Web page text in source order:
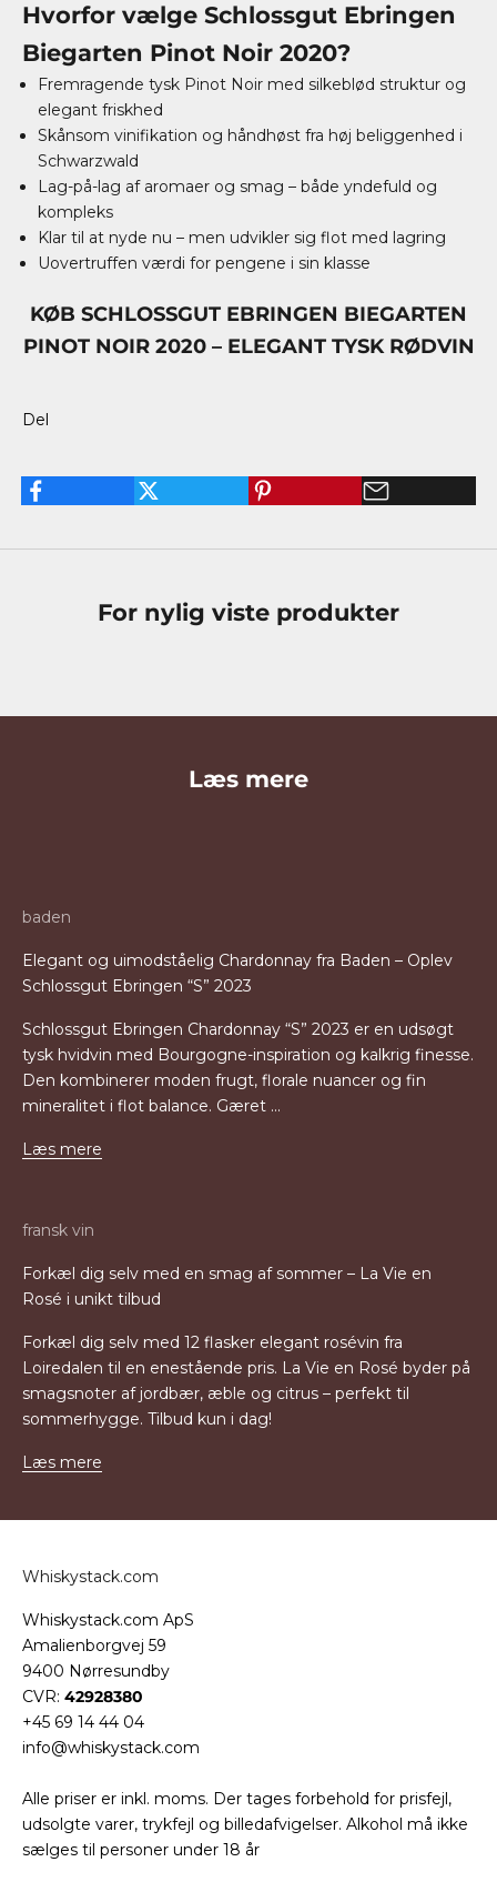
Hvorfor vælge Schlossgut Ebringen
Biegarten Pinot Noir 2020?
Fremragende tysk Pinot Noir med silkeblød struktur og
elegant friskhed
Skånsom vinifikation og håndhøst fra høj beliggenhed i
Schwarzwald
Lag-på-lag af aromaer og smag – både yndefuld og
kompleks
Klar til at nyde nu – men udvikler sig flot med lagring
Uovertruffen værdi for pengene i sin klasse
KØB SCHLOSSGUT EBRINGEN BIEGARTEN
PINOT NOIR 2020 – ELEGANT TYSK RØDVIN
Del
For nylig viste produkter
Læs mere
baden
Elegant og uimodståelig Chardonnay fra Baden – Oplev
Schlossgut Ebringen “S” 2023
Schlossgut Ebringen Chardonnay “S” 2023 er en udsøgt
tysk hvidvin med Bourgogne-inspiration og kalkrig finesse.
Den kombinerer moden frugt, florale nuancer og fin
mineralitet i flot balance. Gæret ...
Læs mere
fransk vin
Forkæl dig selv med en smag af sommer – La Vie en
Rosé i unikt tilbud
Forkæl dig selv med 12 flasker elegant rosévin fra
Loiredalen til en enestående pris. La Vie en Rosé byder på
smagsnoter af jordbær, æble og citrus – perfekt til
sommerhygge. Tilbud kun i dag!
Læs mere
Whiskystack.com
Whiskystack.com ApS
Amalienborgvej 59
9400 Nørresundby
CVR: 42928380
+45 69 14 44 04
info@whiskystack.com
Alle priser er inkl. moms. Der tages forbehold for prisfejl,
udsolgte varer, trykfejl og billedafvigelser. Alkohol må ikke
sælges til personer under 18 år